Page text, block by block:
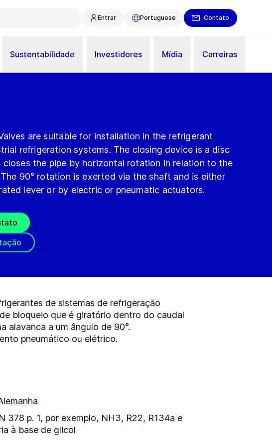
Entrar Portuguese Contato
Sustentabilidade Investidores Mídia Carreiras
are suitable for installation in the refrigerant
refrigeration systems. The closing device is a disc
closes the pipe by horizontal rotation in relation to the
90° rotation is exerted via the shaft and is either
lever or by electric or pneumatic actuators.
de sistemas de refrigeração
bloqueio que é giratório dentro do caudal
alavanca a um ângulo de 90°.
pneumático ou elétrico.
378 p. 1, por exemplo, NH3, R22, R134a e
à base de glicol